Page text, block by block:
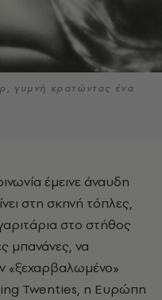
γυμνή κρατώντας ένα
στη σκηνή τόπλες,
στο στήθος
μπανάνες, να
«ξεχαρβαλωμένο»
Twenties, η Ευρώπη